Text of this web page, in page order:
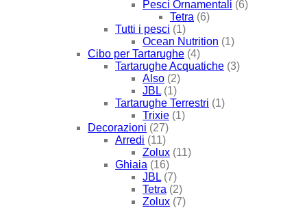
Pesci Ornamentali (6)
Tetra (6)
Tutti i pesci (1)
Ocean Nutrition (1)
Cibo per Tartarughe (4)
Tartarughe Acquatiche (3)
Also (2)
JBL (1)
Tartarughe Terrestri (1)
Trixie (1)
Decorazioni (27)
Arredi (11)
Zolux (11)
Ghiaia (16)
JBL (7)
Tetra (2)
Zolux (7)